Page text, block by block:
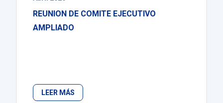
REUNION DE COMITE EJECUTIVO
AMPLIADO
LEER MÁS